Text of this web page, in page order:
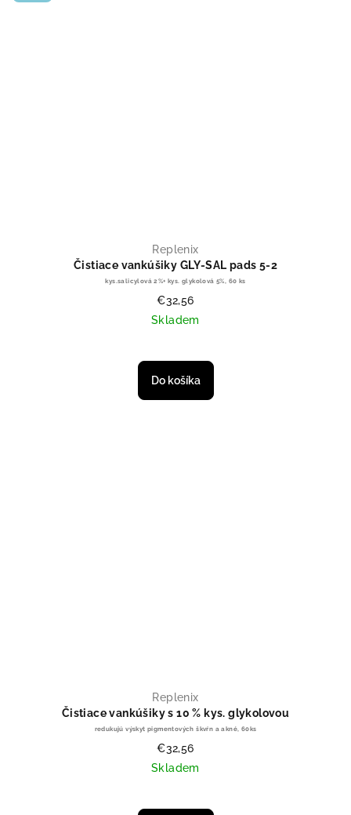
Replenix
Čistiace vankúšiky GLY-SAL pads 5-2
kys.salicylová 2%+ kys. glykolová 5%, 60 ks
€32,56
Skladem
Do košíka
Replenix
Čistiace vankúšiky s 10 % kys. glykolovou
redukujú výskyt pigmentových škvŕn a akné, 60ks
€32,56
Skladem